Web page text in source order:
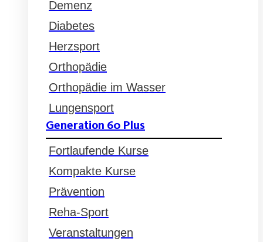
Demenz
Diabetes
Herzsport
Orthopädie
Orthopädie im Wasser
Lungensport
Generation 60 Plus
Fortlaufende Kurse
Kompakte Kurse
Prävention
Reha-Sport
Veranstaltungen